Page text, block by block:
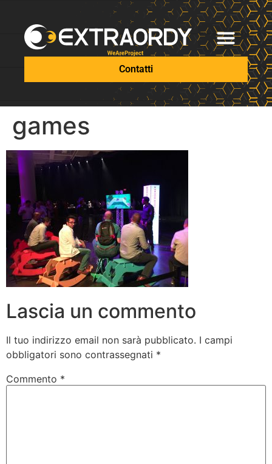
Contatti
games
Lascia un commento
Il tuo indirizzo email non sarà pubblicato. I campi
obbligatori sono contrassegnati *
Commento *